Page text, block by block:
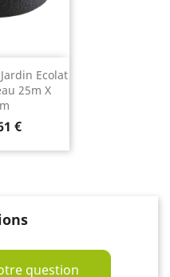
Ecolat
25m X
€
question